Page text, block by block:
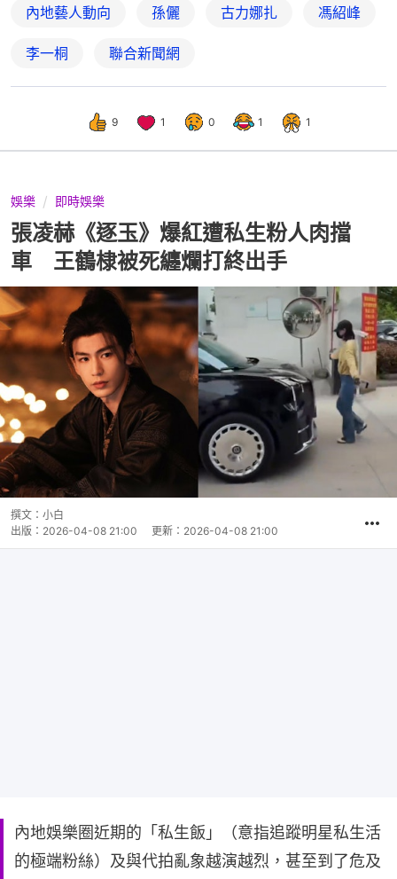
內地藝人動向 孫儷 古力娜扎 馮紹峰
李一桐 聯合新聞網
9 1 0 1 1
娛樂 即時娛樂
張凌赫《逐玉》爆紅遭私生粉人肉擋
車 王鶴棣被死纏爛打終出手
撰文： 小白
出版： 2026-04-08 21:00 更新： 2026-04-08 21:00
內地娛樂圈近期的「私生飯」（意指追蹤明星私生活
的極端粉絲）及與代拍亂象越演越烈，甚至到了危及